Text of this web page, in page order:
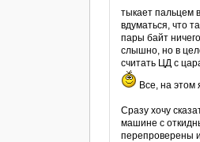
тыкает пальцем
вдуматься, что
пары байт
слышно, но в
считать ЦД с
Все, на этом
Сразу хочу
машине с
перепроверены